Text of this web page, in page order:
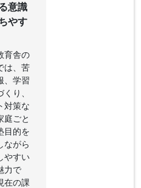
意識
やす
育舎の
は、苦
、学習
り、
対策な
庭ごと
目的を
ながら
やすい
力で
在の課